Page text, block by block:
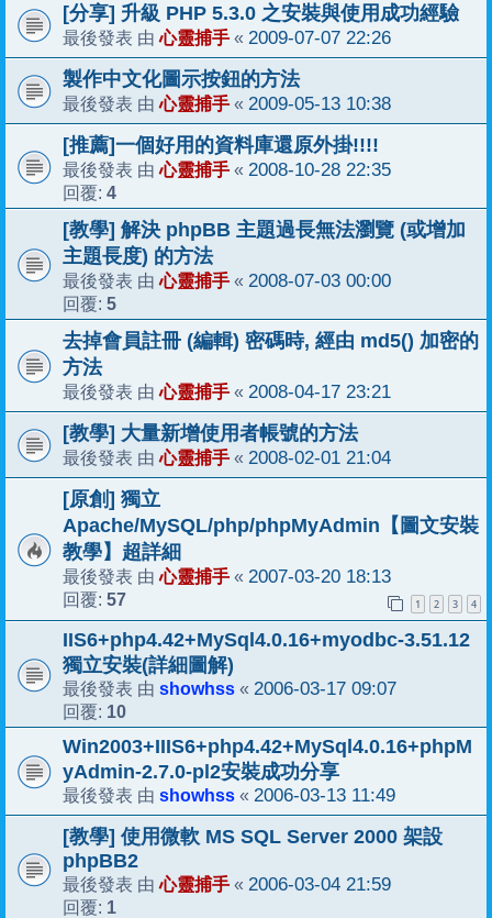
[分享] 升級 PHP 5.3.0 之安裝與使用成功經驗
最後發表 由心靈捕手 « 2009-07-07 22:26
製作中文化圖示按鈕的方法
最後發表 由心靈捕手 « 2009-05-13 10:38
[推薦]一個好用的資料庫還原外掛!!!!
最後發表 由心靈捕手 « 2008-10-28 22:35
回覆: 4
[教學] 解決 phpBB 主題過長無法瀏覽 (或增加
主題長度) 的方法
最後發表 由心靈捕手 « 2008-07-03 00:00
回覆: 5
去掉會員註冊 (編輯) 密碼時, 經由 md5() 加密的
方法
最後發表 由心靈捕手 « 2008-04-17 23:21
[教學] 大量新增使用者帳號的方法
最後發表 由心靈捕手 « 2008-02-01 21:04
[原創] 獨立
Apache/MySQL/php/phpMyAdmin【圖文安裝
教學】超詳細
最後發表 由心靈捕手 « 2007-03-20 18:13
回覆: 57 1 2 3 4
IIS6+php4.42+MySql4.0.16+myodbc-3.51.12
獨立安裝(詳細圖解)
最後發表 由 showhss « 2006-03-17 09:07
回覆: 10
Win2003+IIIS6+php4.42+MySql4.0.16+phpM
yAdmin-2.7.0-pl2安裝成功分享
最後發表 由 showhss « 2006-03-13 11:49
[教學] 使用微軟 MS SQL Server 2000 架設
phpBB2
最後發表 由心靈捕手 « 2006-03-04 21:59
回覆: 1